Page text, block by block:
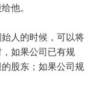
他。
人的时候，可以将
如果公司已有规
股东；如果公司规